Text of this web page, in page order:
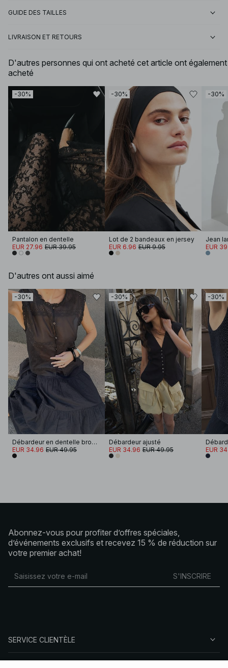
GUIDE DES TAILLES
LIVRAISON ET RETOURS
D'autres personnes qui ont acheté cet article ont également
acheté
-30%
Pantalon en dentelle
EUR 27.96 EUR 39.95
-30%
Lot de 2 bandeaux en jersey
EUR 6.96 EUR 9.95
-30%
EUR
D'autres ont aussi aimé
-30%
Débardeur en dentelle brodée
EUR 34.96 EUR 49.95
-30%
Débardeur ajusté
EUR 34.96 EUR 49.95
-30%
EUR
Abonnez-vous pour profiter d’offres spéciales,
d’événements exclusifs et recevez 15 % de réduction sur
votre premier achat!
S'INSCRIRE
SERVICE CLIENTÈLE